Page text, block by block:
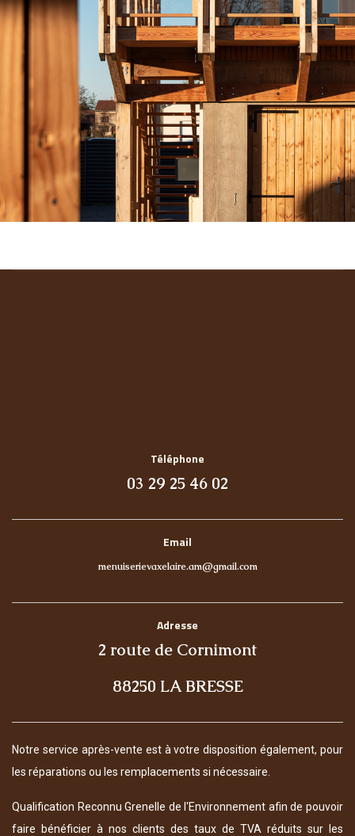
Téléphone
03 29 25 46 02
Email
menuiserievaxelaire.am@gmail.com
Adresse
2 route de Cornimont
88250 LA BRESSE
Notre service après-vente est à votre disposition également, pour
les réparations ou les remplacements si nécessaire.
Qualification Reconnu Grenelle de l'Environnement afin de pouvoir
faire bénéficier à nos clients des taux de TVA réduits sur les